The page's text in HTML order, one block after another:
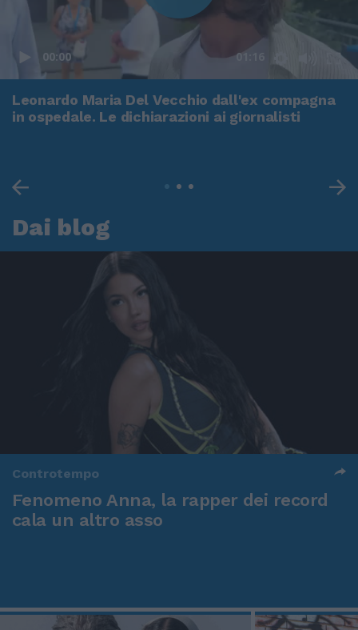
00:00 01:16
Leonardo Maria Del Vecchio dall'ex compagna
in ospedale. Le dichiarazioni ai giornalisti
Dai blog
Controtempo
Fenomeno Anna, la rapper dei record
cala un altro asso